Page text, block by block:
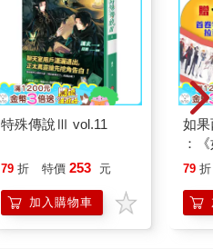
特殊傳說Ⅲ vol.11
79 折 特價 253 元
加入購物車
如
：
喵
79 折